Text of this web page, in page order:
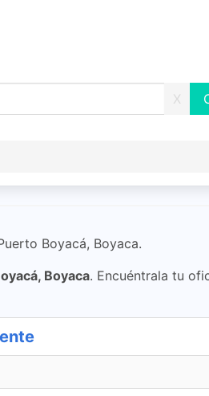
X
Boyacá, Boyaca.
Boyaca. Encuéntrala tu